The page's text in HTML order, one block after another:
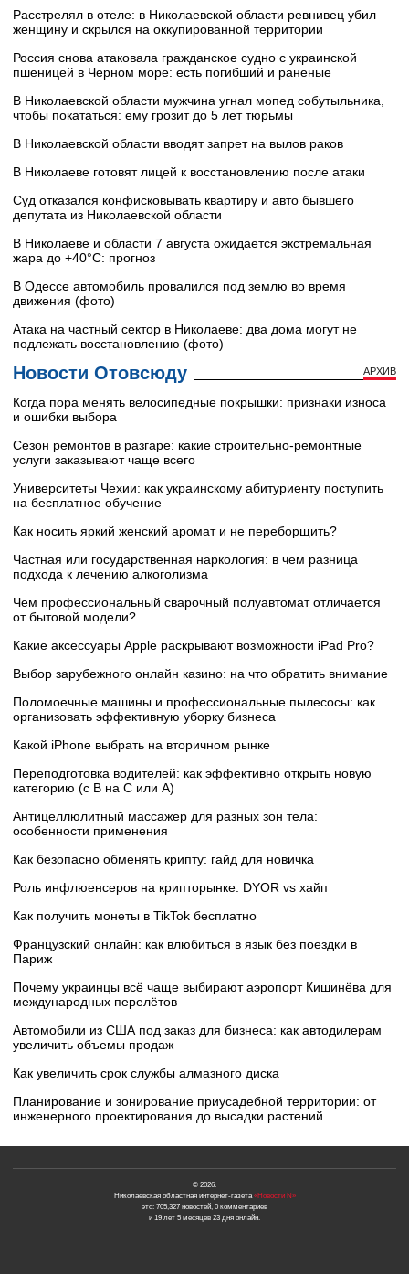
Расстрелял в отеле: в Николаевской области ревнивец убил
женщину и скрылся на оккупированной территории
Россия снова атаковала гражданское судно с украинской
пшеницей в Черном море: есть погибший и раненые
В Николаевской области мужчина угнал мопед собутыльника,
чтобы покататься: ему грозит до 5 лет тюрьмы
В Николаевской области вводят запрет на вылов раков
В Николаеве готовят лицей к восстановлению после атаки
Суд отказался конфисковывать квартиру и авто бывшего
депутата из Николаевской области
В Николаеве и области 7 августа ожидается экстремальная
жара до +40°C: прогноз
В Одессе автомобиль провалился под землю во время
движения (фото)
Атака на частный сектор в Николаеве: два дома могут не
подлежать восстановлению (фото)
Новости Отовсюду АРХИВ
Когда пора менять велосипедные покрышки: признаки износа
и ошибки выбора
Сезон ремонтов в разгаре: какие строительно-ремонтные
услуги заказывают чаще всего
Университеты Чехии: как украинскому абитуриенту поступить
на бесплатное обучение
Как носить яркий женский аромат и не переборщить?
Частная или государственная наркология: в чем разница
подхода к лечению алкоголизма
Чем профессиональный сварочный полуавтомат отличается
от бытовой модели?
Какие аксессуары Apple раскрывают возможности iPad Pro?
Выбор зарубежного онлайн казино: на что обратить внимание
Поломоечные машины и профессиональные пылесосы: как
организовать эффективную уборку бизнеса
Какой iPhone выбрать на вторичном рынке
Переподготовка водителей: как эффективно открыть новую
категорию (с B на C или А)
Антицеллюлитный массажер для разных зон тела:
особенности применения
Как безопасно обменять крипту: гайд для новичка
Роль инфлюенсеров на крипторынке: DYOR vs хайп
Как получить монеты в TikTok бесплатно
Французский онлайн: как влюбиться в язык без поездки в
Париж
Почему украинцы всё чаще выбирают аэропорт Кишинёва для
международных перелётов
Автомобили из США под заказ для бизнеса: как автодилерам
увеличить объемы продаж
Как увеличить срок службы алмазного диска
Планирование и зонирование приусадебной территории: от
инженерного проектирования до высадки растений
© 2026.
Николаевская областная интернет-газета«Новости N»
это: 705,327 новостей, 0 комментариев
и 19 лет 5 месяцев 23 дня онлайн.